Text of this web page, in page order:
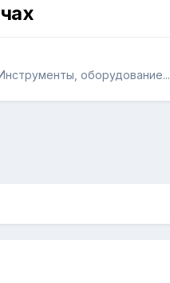
оборудование...